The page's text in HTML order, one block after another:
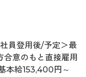
員登用後/予定＞最
合意のもと直接雇用
給153,400円～